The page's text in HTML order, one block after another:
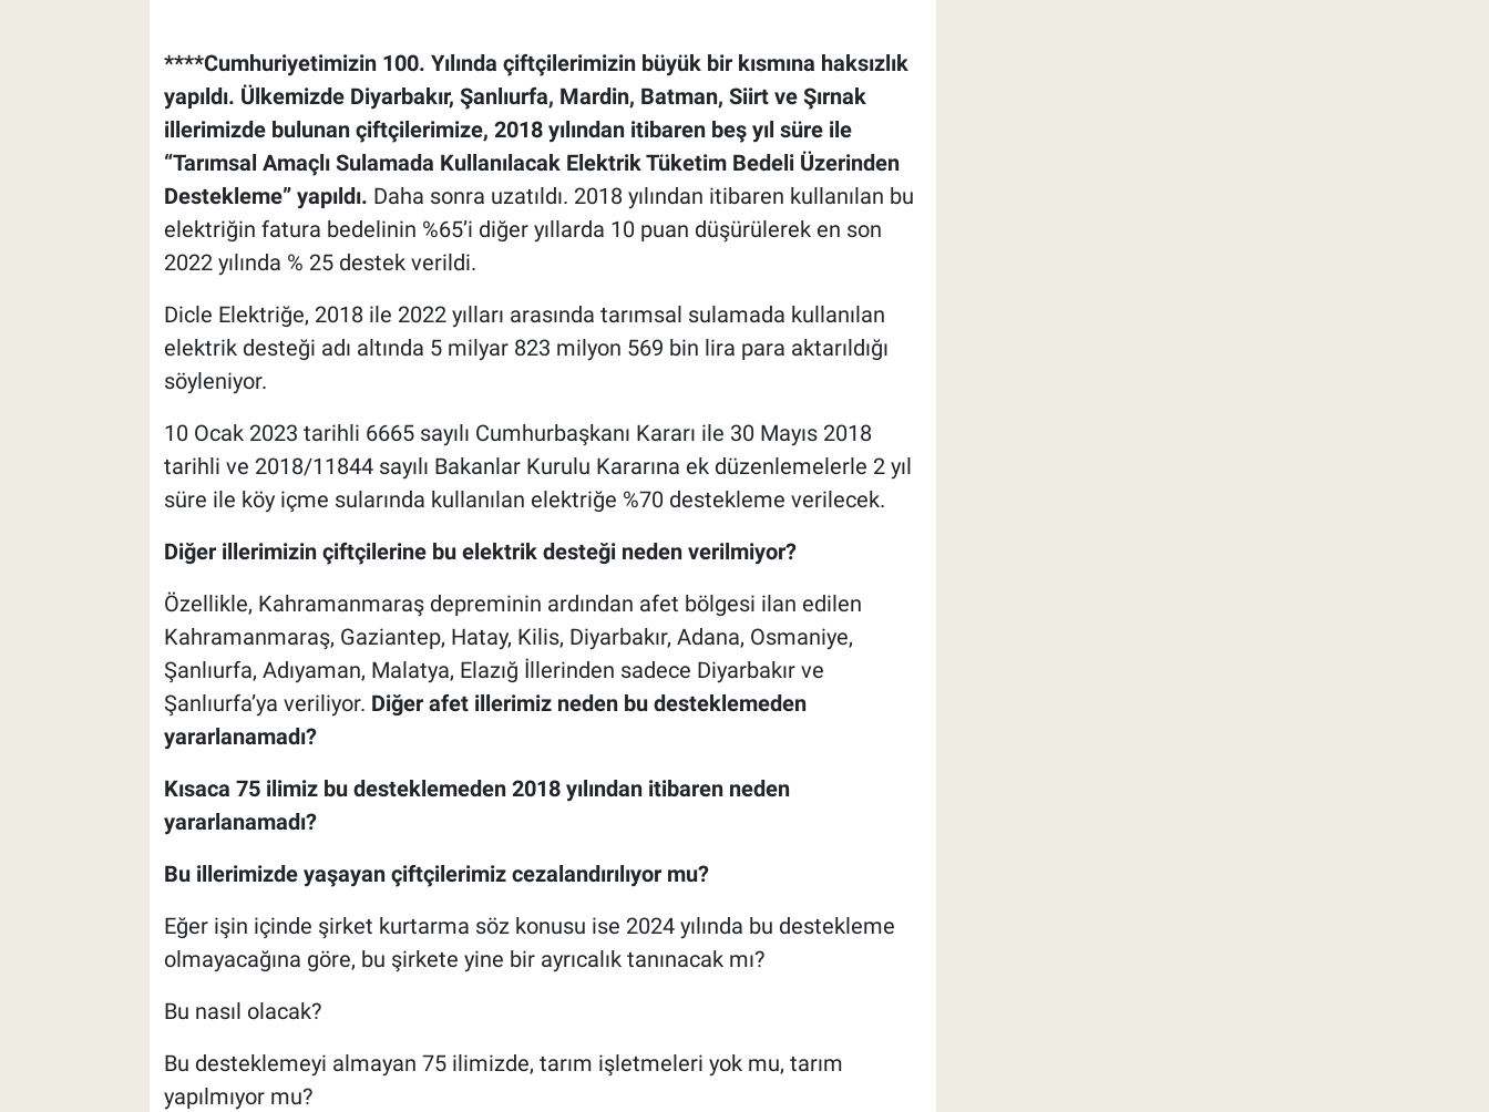
****Cumhuriyetimizin 100. Yılında çiftçilerimizin büyük bir kısmına haksızlık
yapıldı. Ülkemizde Diyarbakır, Şanlıurfa, Mardin, Batman, Siirt ve Şırnak
illerimizde bulunan çiftçilerimize, 2018 yılından itibaren beş yıl süre ile
“Tarımsal Amaçlı Sulamada Kullanılacak Elektrik Tüketim Bedeli Üzerinden
Destekleme” yapıldı. Daha sonra uzatıldı. 2018 yılından itibaren kullanılan bu
elektriğin fatura bedelinin %65’i diğer yıllarda 10 puan düşürülerek en son
2022 yılında % 25 destek verildi.
Dicle Elektriğe, 2018 ile 2022 yılları arasında tarımsal sulamada kullanılan
elektrik desteği adı altında 5 milyar 823 milyon 569 bin lira para aktarıldığı
söyleniyor.
10 Ocak 2023 tarihli 6665 sayılı Cumhurbaşkanı Kararı ile 30 Mayıs 2018
tarihli ve 2018/11844 sayılı Bakanlar Kurulu Kararına ek düzenlemelerle 2 yıl
süre ile köy içme sularında kullanılan elektriğe %70 destekleme verilecek.
Diğer illerimizin çiftçilerine bu elektrik desteği neden verilmiyor?
Özellikle, Kahramanmaraş depreminin ardından afet bölgesi ilan edilen
Kahramanmaraş, Gaziantep, Hatay, Kilis, Diyarbakır, Adana, Osmaniye,
Şanlıurfa, Adıyaman, Malatya, Elazığ İllerinden sadece Diyarbakır ve
Şanlıurfa’ya veriliyor. Diğer afet illerimiz neden bu desteklemeden
yararlanamadı?
Kısaca 75 ilimiz bu desteklemeden 2018 yılından itibaren neden
yararlanamadı?
Bu illerimizde yaşayan çiftçilerimiz cezalandırılıyor mu?
Eğer işin içinde şirket kurtarma söz konusu ise 2024 yılında bu destekleme
olmayacağına göre, bu şirkete yine bir ayrıcalık tanınacak mı?
Bu nasıl olacak?
Bu desteklemeyi almayan 75 ilimizde, tarım işletmeleri yok mu, tarım
yapılmıyor mu?